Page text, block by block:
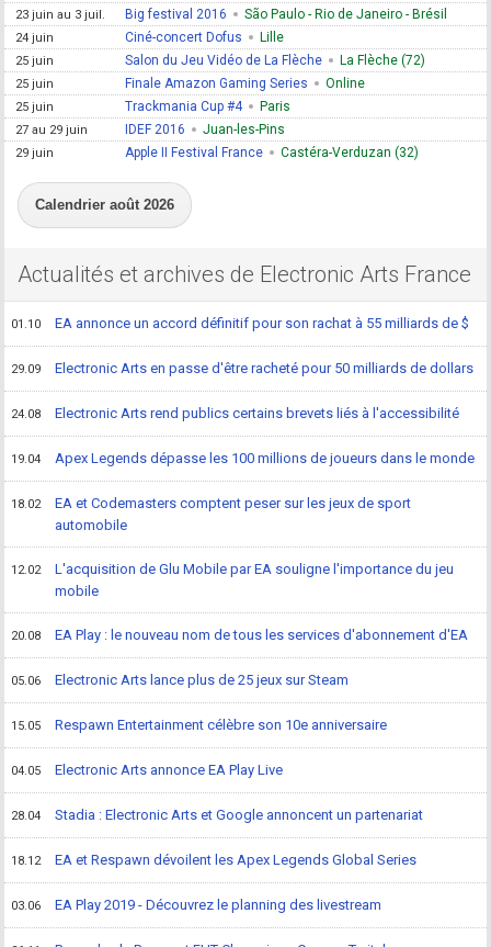
23 juin au 3 juil. Big festival 2016 São Paulo - Rio de Janeiro - Brésil
24 juin Ciné-concert Dofus Lille
25 juin Salon du Jeu Vidéo de La Flèche La Flèche (72)
25 juin Finale Amazon Gaming Series Online
25 juin Trackmania Cup #4 Paris
27 au 29 juin IDEF 2016 Juan-les-Pins
29 juin Apple II Festival France Castéra-Verduzan (32)
Calendrier août 2026
Actualités et archives de Electronic Arts France
01.10 EA annonce un accord définitif pour son rachat à 55 milliards de $
29.09 Electronic Arts en passe d'être racheté pour 50 milliards de dollars
24.08 Electronic Arts rend publics certains brevets liés à l'accessibilité
19.04 Apex Legends dépasse les 100 millions de joueurs dans le monde
18.02
EA et Codemasters comptent peser sur les jeux de sport
automobile
12.02
L'acquisition de Glu Mobile par EA souligne l'importance du jeu
mobile
20.08 EA Play : le nouveau nom de tous les services d'abonnement d'EA
05.06 Electronic Arts lance plus de 25 jeux sur Steam
15.05 Respawn Entertainment célèbre son 10e anniversaire
04.05 Electronic Arts annonce EA Play Live
28.04 Stadia : Electronic Arts et Google annoncent un partenariat
18.12 EA et Respawn dévoilent les Apex Legends Global Series
03.06 EA Play 2019 - Découvrez le planning des livestream